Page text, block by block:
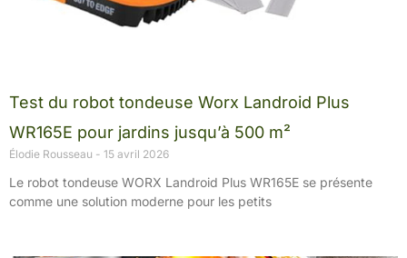
Test du robot tondeuse Worx Landroid Plus
WR165E pour jardins jusqu’à 500 m²
Élodie Rousseau 15 avril 2026
Le robot tondeuse WORX Landroid Plus WR165E se présente
comme une solution moderne pour les petits